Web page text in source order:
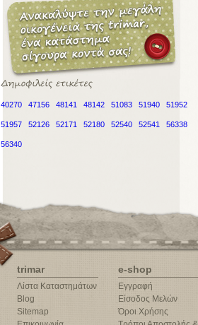
40270 47156 48141 48142 51083 51940 51952
51957 52126 52171 52180 52540 52541 56338
56340
trimar
Λίστα Καταστημάτων
Blog
Sitemap
e-shop
Εγγραφή
Είσοδος Μελών
Όροι Χρήσης